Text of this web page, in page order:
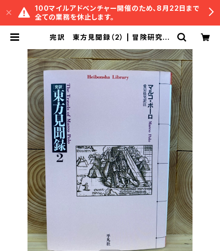
100マイルアドベンチャー開催のため、8月22日まで
全ての業務を休止します。
完訳 東方見聞録（2） | 冒険研究所